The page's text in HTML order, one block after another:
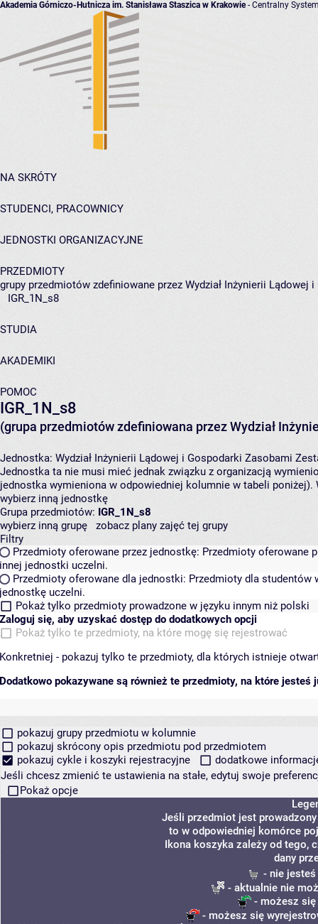
Akademia Górniczo-Hutnicza im. Stanisława Staszica w Krakowie- Centralny
NA SKRÓTY
STUDENCI, PRACOWNICY
JEDNOSTKI ORGANIZACYJNE
PRZEDMIOTY
grupy przedmiotów zdefiniowane przez Wydział Inżynierii Lądowej
IGR_1N_s8
STUDIA
AKADEMIKI
POMOC
IGR_1N_s8
(grupa przedmiotów zdefiniowana przez Wydział
Jednostka: Wydział Inżynierii Lądowej i Gospodarki Zasobami
Jednostka ta nie musi mieć jednak związku z organizacją
jednostka wymieniona w odpowiedniej kolumnie w tabeli
wybierz inną jednostkę
Grupa przedmiotów: IGR_1N_s8
wybierz inną grupę
zobacz plany zajęć tej grupy
Filtry
Przedmioty oferowane przez jednostkę: Przedmioty oferowane
innej jednostki uczelni.
Przedmioty oferowane dla jednostki: Przedmioty dla studentów
jednostkę uczelni.
Pokaż tylko przedmioty prowadzone w języku innym niż polski
Zaloguj się, aby uzyskać dostęp do dodatkowych opcji
Pokaż tylko te przedmioty, na które mogę się rejestrować
Konkretniej - pokazuj tylko te przedmioty, dla których istnieje
Dodatkowo pokazywane są również te przedmioty, na które jesteś
pokazuj grupy przedmiotu w kolumnie
pokazuj skrócony opis przedmiotu pod przedmiotem
pokazuj cykle i koszyki rejestracyjne
dodatkowe
Jeśli chcesz zmienić te ustawienia na stałe, edytuj swoje
Pokaż opcje
Jeśli przedmiot jest
to w odpowiedniej komórce
Ikona koszyka zależy od tego,
dany
- nie
- aktualnie nie
- możesz się
- możesz się